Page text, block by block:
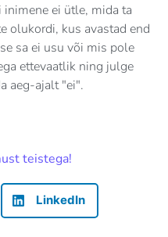
ei ütle, mida ta
olukordi, kus avastad end
sa ei usu või mis pole
ettevaatlik ning julge
aeg-ajalt "ei".
teistega!
LinkedIn